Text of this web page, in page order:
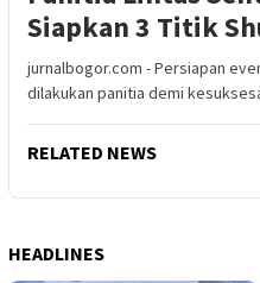
Siapkan 3 Titik
jurnalbogor.com - Persiapan
dilakukan panitia demi
RELATED NEWS
HEADLINES